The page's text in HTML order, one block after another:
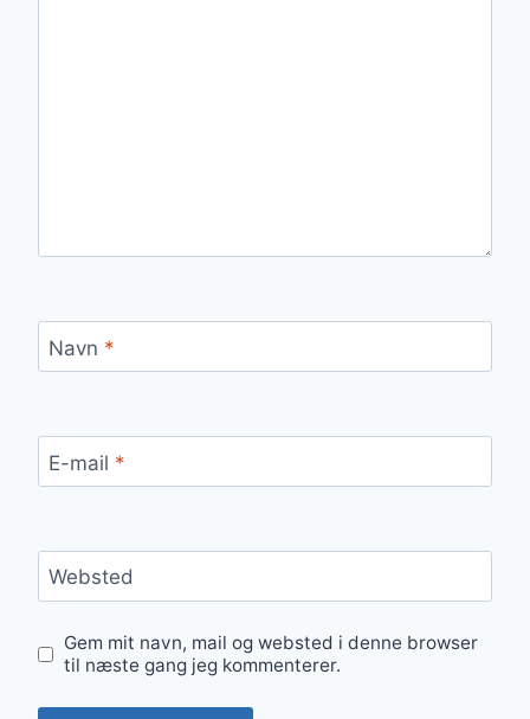
Navn *
E-mail *
Websted
Gem mit navn, mail og websted i denne browser
til næste gang jeg kommenterer.